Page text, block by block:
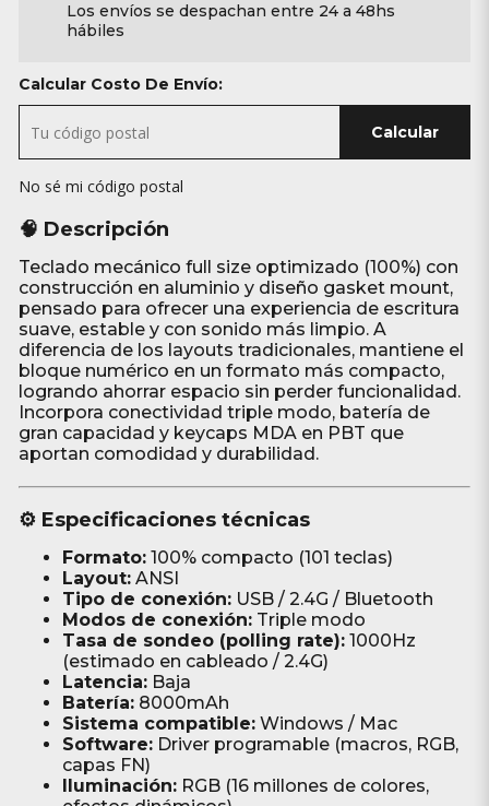
Los envíos se despachan entre 24 a 48hs
hábiles
Calcular Costo De Envío:
Calcular
No sé mi código postal
🧠 Descripción
Teclado mecánico full size optimizado (100%) con
construcción en aluminio y diseño gasket mount,
pensado para ofrecer una experiencia de escritura
suave, estable y con sonido más limpio. A
diferencia de los layouts tradicionales, mantiene el
bloque numérico en un formato más compacto,
logrando ahorrar espacio sin perder funcionalidad.
Incorpora conectividad triple modo, batería de
gran capacidad y keycaps MDA en PBT que
aportan comodidad y durabilidad.
⚙️ Especificaciones técnicas
Formato:100% compacto (101 teclas)
Layout:ANSI
Tipo de conexión:USB / 2.4G / Bluetooth
Modos de conexión:Triple modo
Tasa de sondeo (polling rate):1000Hz
(estimado en cableado / 2.4G)
Latencia:Baja
Batería:8000mAh
Sistema compatible:Windows / Mac
Software:Driver programable (macros, RGB,
capas FN)
Iluminación:RGB (16 millones de colores,